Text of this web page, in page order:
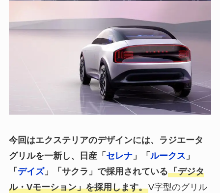
今回はエクステリアのデザインには、ラジエータ
グリルを一新し、日産「 セレナ」「 ルークス 」
「 デイズ」「サクラ」で採用されている「デジタ
ル・Vモーション」を採用します。V字型のグリル